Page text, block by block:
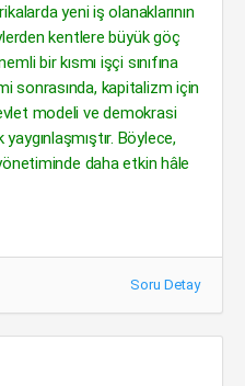
yeni iş olanaklarının
kentlere büyük göç
bir kısmı işçi sınıfına
sonrasında, kapitalizm için
modeli ve demokrasi
Böylece,
daha etkin hâle
Soru Detay